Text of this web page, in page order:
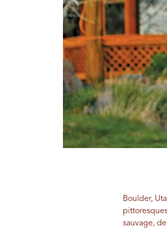
Boulder,
sauvage,